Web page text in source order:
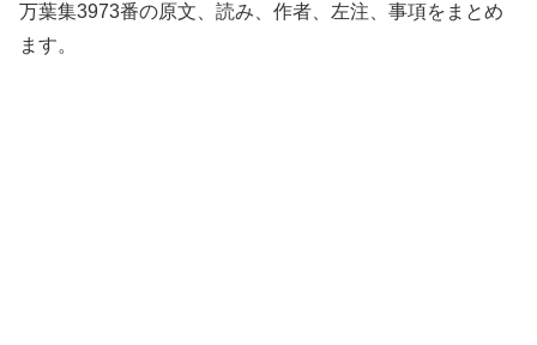
万葉集3973番の原文、読み、作者、左注、事項をまとめ
ます。